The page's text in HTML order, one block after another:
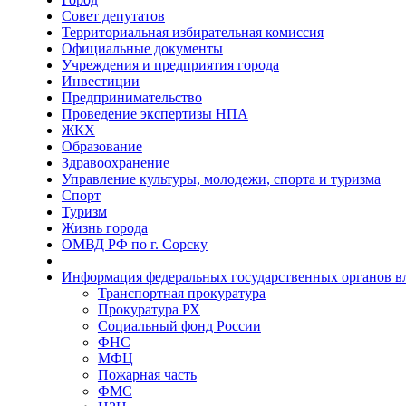
Совет депутатов
Территориальная избирательная комиссия
Официальные документы
Учреждения и предприятия города
Инвестиции
Предпринимательство
Проведение экспертизы НПА
ЖКХ
Образование
Здравоохранение
Управление культуры, молодежи, спорта и туризма
Спорт
Туризм
Жизнь города
ОМВД РФ по г. Сорску
Информация федеральных государственных органов
Транспортная прокуратура
Прокуратура РХ
Социальный фонд России
ФНС
МФЦ
Пожарная часть
ФМС